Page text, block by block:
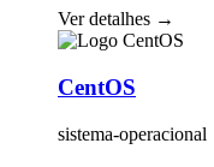
Ver detalhes →
CentOS
sistema-operacional